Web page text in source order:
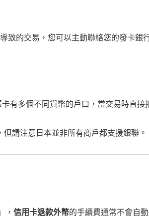
致的交易，您可以主動聯絡您的發卡銀
卡有多個不同貨幣的戶口，當交易時直接
但請注意日本並非所有商戶都支援銀聯。
， 信用卡退款外幣的手續費通常不會自動